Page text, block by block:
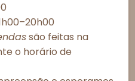
Privacidade – Brigadeirando
são feitas na
o horário de